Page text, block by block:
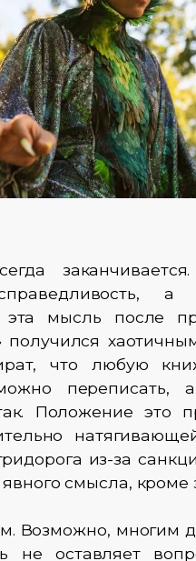
мысль после
получился
что любую
переписать,
Положение это
из-за
смысла, кроме
Возможно, многим
не оставляет